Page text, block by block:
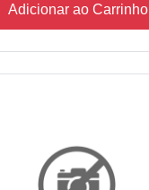
Adicionar ao Carrinho